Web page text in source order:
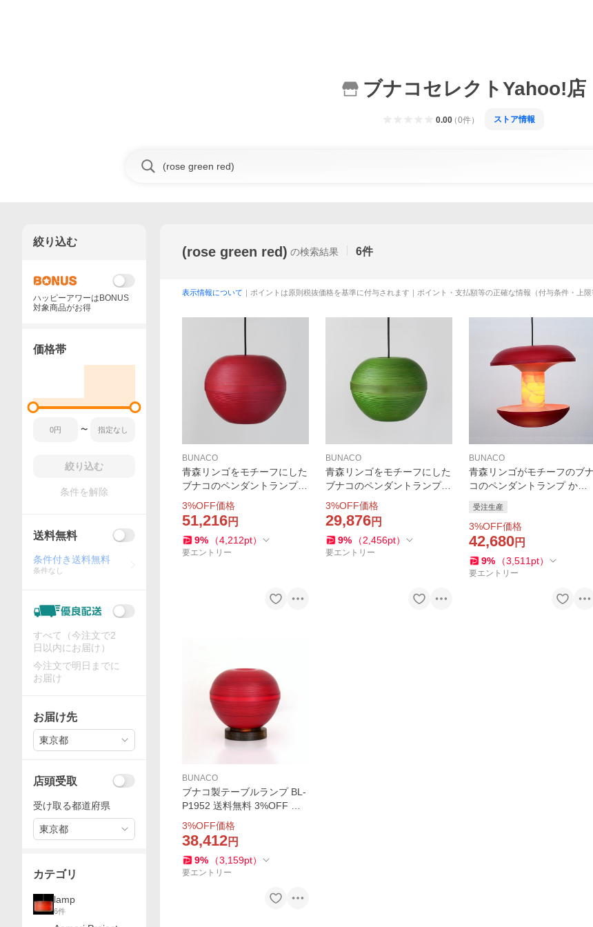
ブナコセレクトYahoo!店
0.00（0件） ストア情報
(rose green red) の検索結果 6件
表示情報について ｜ポイントは原則税抜価格を基準に付与されます｜ポイント・支払額等の正確な情報（付与条件・上
BUNACO
青森リンゴをモチーフにした
ブナコのペンダントランプ
色は林檎の赤と緑 可愛らし
い球型のフォルム 送料無料
3%OFF BUNACO BL-P1924/
P1925
3%OFF価格
51,216円
9% （4,212pt）
要エントリー
BUNACO
青森リンゴをモチーフにした
ブナコのペンダントランプ
色は林檎の赤と緑 可愛らし
い球型のフォルム 送料無料
3%OFF BUNACO BL-P1934/
P1937
3%OFF価格
29,876円
9% （2,456pt）
要エントリー
BUNACO
青森リンゴがモチーフのブナ
コのペンダントランプ かじ
愛らしいフォルム 送料無料
受注製造 3%OFF BUNACO
BL-P2041
受注生産
3%OFF価格
42,680円
9% （3,511 pt）
要エントリー
BUNACO
ブナコ製テーブルランプ BL-
P1952 送料無料 3%OFF 青
森リンゴがモチーフ 林檎の
赤で可愛い球型フォルムはラ
イトを灯してお部屋の雰囲気
を幻想的に BUNACO
3%OFF価格
38,412円
9% （3,159pt）
要エントリー
絞り込む
ハッピーアワーはBONUS
対象商品がお得
価格帯
〜
絞り込む
条件を解除
送料無料
条件付き送料無料
条件なし
すべて（今注文で2
日以内にお届け）
今注文で明日までに
お届け
お届け先
東京都
店頭受取
受け取る都道府県
東京都
カテゴリ
lamp
6件